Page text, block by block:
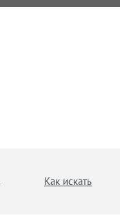
Как искать